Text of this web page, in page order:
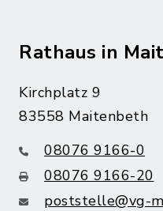
Rathaus in
Kirchplatz 9
83558 Maitenbeth
08076 9166-0
08076 9166-20
poststelle@vg-